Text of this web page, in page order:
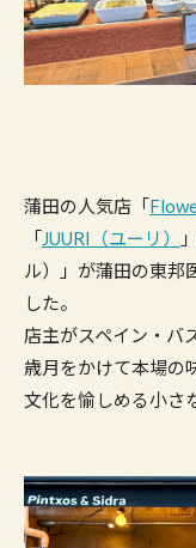
蒲田の人気店「
「JUURI（ユーリ）
ル）」が蒲田の東邦
した。
店主がスペイン・バ
歳月をかけて本場の
文化を愉しめる小さ